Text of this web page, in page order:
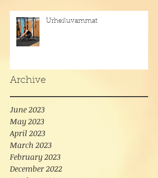
Urheiluvammat
Archive
June 2023
May 2023
April 2023
March 2023
February 2023
December 2022